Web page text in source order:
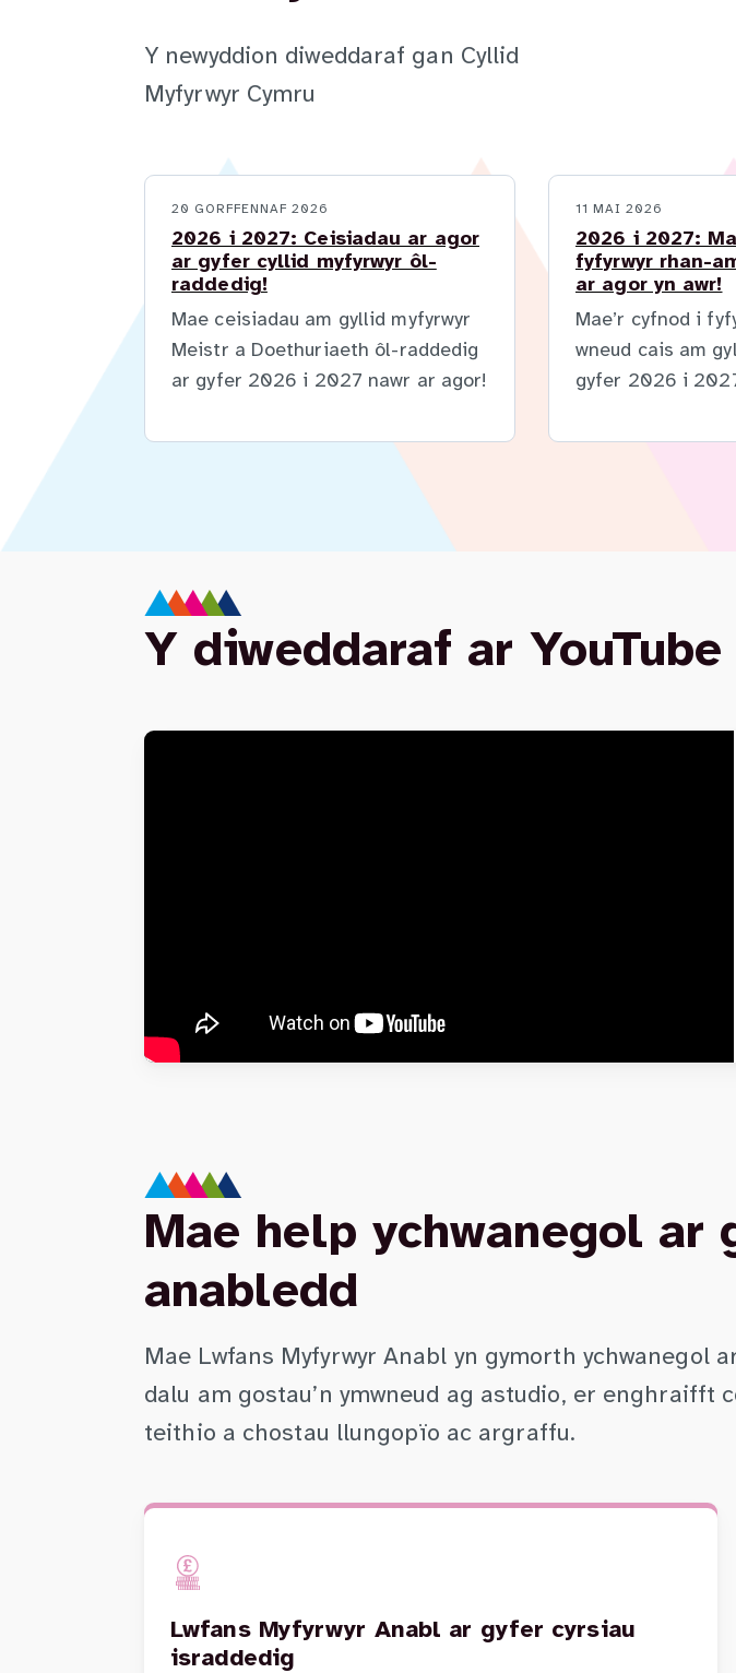
Y newyddion diweddaraf gan Cyllid
Myfyrwyr Cymru
20 GORFFENNAF 2026
2026 i 2027: Ceisiadau ar agor
ar gyfer cyllid myfyrwyr ôl-
raddedig!
Mae ceisiadau am gyllid myfyrwyr
Meistr a Doethuriaeth ôl-raddedig
ar gyfer 2026 i 2027 nawr ar agor!
11 MAI 2026
2026 i 2027:
fyfyrwyr rhan-
ar agor yn awr!
Mae’r cyfnod i
wneud cais am
gyfer 2026 i
Y diweddaraf ar YouTube
Mae help ychwanegol
anabledd
Mae Lwfans Myfyrwyr Anabl yn gymorth
dalu am gostau’n ymwneud ag astudio, er enghraifft
teithio a chostau llungopïo ac argraffu.
Lwfans Myfyrwyr Anabl ar gyfer cyrsiau
israddedig